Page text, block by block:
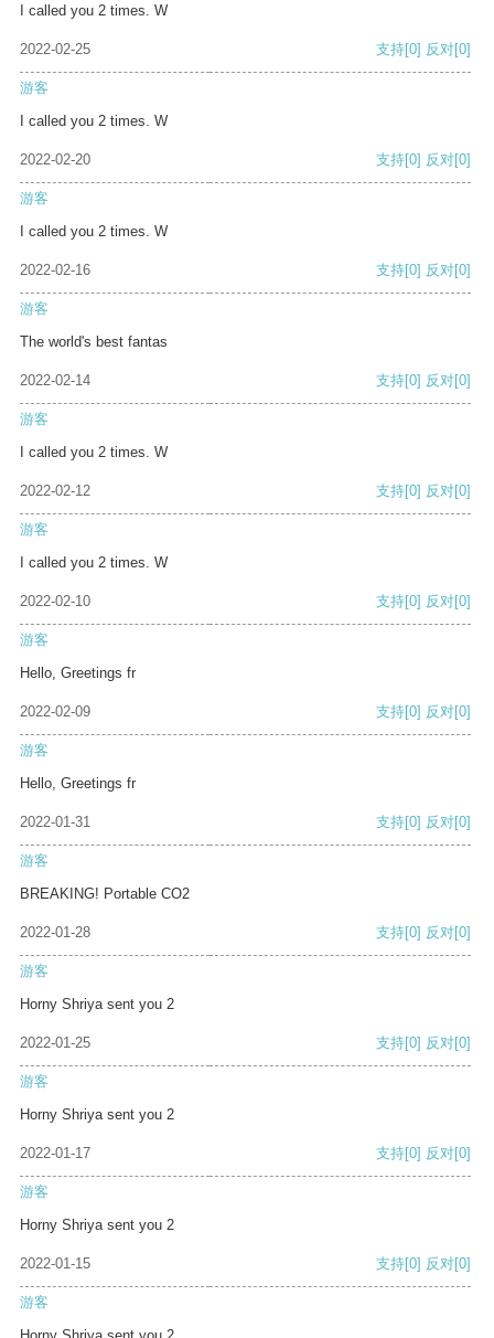
I called you 2 times. W
2022-02-25 支持[0] 反对[0]
游客
I called you 2 times. W
2022-02-20 支持[0] 反对[0]
游客
I called you 2 times. W
2022-02-16 支持[0] 反对[0]
游客
The world's best fantas
2022-02-14 支持[0] 反对[0]
游客
I called you 2 times. W
2022-02-12 支持[0] 反对[0]
游客
I called you 2 times. W
2022-02-10 支持[0] 反对[0]
游客
Hello, Greetings fr
2022-02-09 支持[0] 反对[0]
游客
Hello, Greetings fr
2022-01-31 支持[0] 反对[0]
游客
BREAKING! Portable CO2
2022-01-28 支持[0] 反对[0]
游客
Horny Shriya sent you 2
2022-01-25 支持[0] 反对[0]
游客
Horny Shriya sent you 2
2022-01-17 支持[0] 反对[0]
游客
Horny Shriya sent you 2
2022-01-15 支持[0] 反对[0]
游客